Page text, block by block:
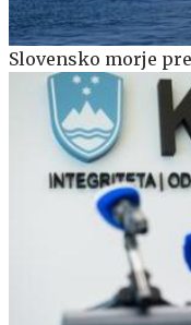
Slovensko morje